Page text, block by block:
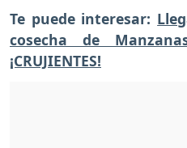
Te puede interesar:
cosecha de
¡CRUJIENTES!